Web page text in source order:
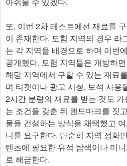
또, 이번 2차 테스트에선 재료를
이 존재한다. 모험 지역의 경우 라
는 각 지역을 배경으로 하며 이번
공개했다. 모험 지역들은 개방하
해당 지역에서 구할 수 있는 재료
며 티켓이나 광고 시청, 보석 사용
2시간 분량의 재료를 받는 것도
는 조건을 갖춘 뒤 랜드마크를 짓
물을 건설하는 방식을 채택했고
니를 요구한다. 단순히 지역 정화
텐츠에 필요한 유적 탐색이나 미
로 해금한다.